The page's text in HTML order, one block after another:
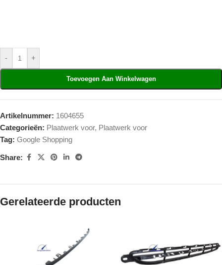
- +
Toevoegen Aan Winkelwagen
Artikelnummer: 1604655
Categorieën: Plaatwerk voor, Plaatwerk voor
Tag: Google Shopping
Share:
Gerelateerde producten